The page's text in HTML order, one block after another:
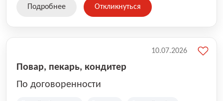
Подробнее Откликнуться
Повар, пекарь, кондитер
По договоренности
10.07.2026